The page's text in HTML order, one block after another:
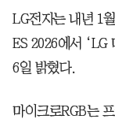
LG전자는 내년 1
ES 2026에서 ‘LG
6일 밝혔다.
마이크로RGB는